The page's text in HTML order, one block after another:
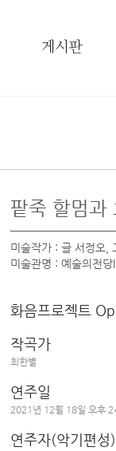
게시판
팥죽 할멈과
미술작가 : 글 서정오,
미술관명 : 예술의전당
화음프로젝트
작곡가
최한별
연주일
2021년 12월 18일 오후 2
연주자(악기편성)